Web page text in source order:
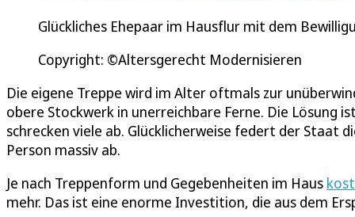
Glückliches Ehepaar im Hausflur mit dem
Copyright: ©Altersgerecht Modernisieren
Die eigene Treppe wird im Alter oftmals zur
obere Stockwerk in unerreichbare Ferne. Die Lösung
schrecken viele ab. Glücklicherweise federt der Staat
Person massiv ab.
Je nach Treppenform und Gegebenheiten im Haus
mehr. Das ist eine enorme Investition, die aus dem